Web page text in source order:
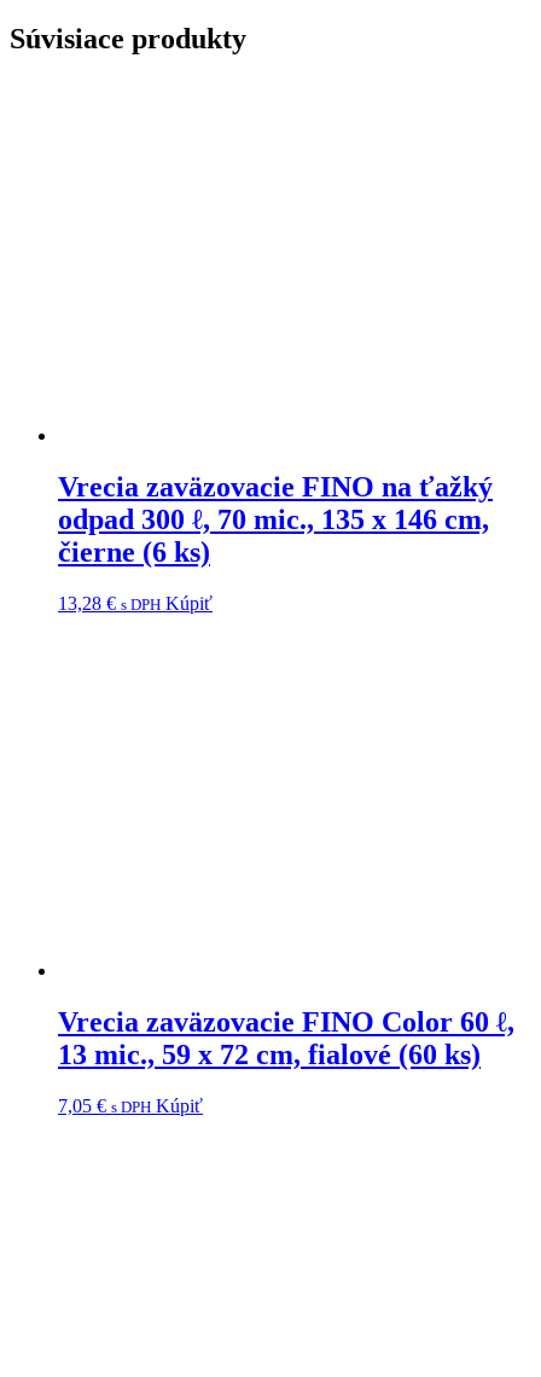
Súvisiace produkty
Vrecia zaväzovacie FINO na ťažký
odpad 300 ℓ, 70 mic., 135 x 146 cm,
čierne (6 ks)
13,28 € s DPH Kúpiť
Vrecia zaväzovacie FINO Color 60 ℓ,
13 mic., 59 x 72 cm, fialové (60 ks)
7,05 € s DPH Kúpiť